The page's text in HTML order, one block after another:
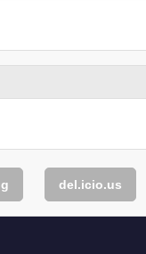
del.icio.us